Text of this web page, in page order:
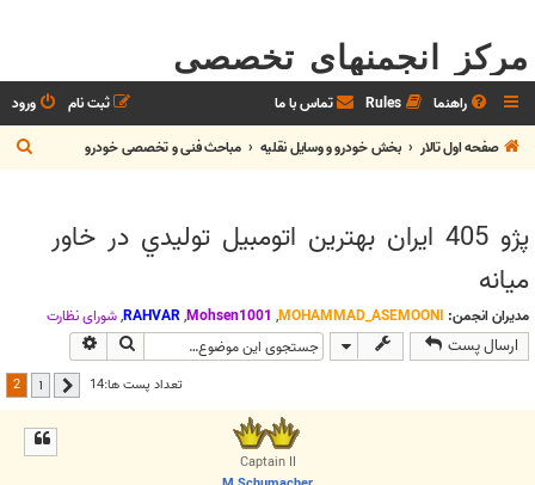
مرکز انجمنهای تخصصی
راهنما Rules تماس با ما ورود
ثبت نام
صفحه اول تالار
بخش خودرو و وسايل نقليه مباحث فنی و تخصصی خودرو
س
پژو 405 ايران بهترين اتومبيل توليدي در خاور
ميانه
مدیران انجمن: MOHAMMAD_ASEMOONI
,
Mohsen1001
,
RAHVAR
,شوراي نظارت
ارسال پست جستجو
تعداد پست ها:14 قبلی 1
2
Captain II